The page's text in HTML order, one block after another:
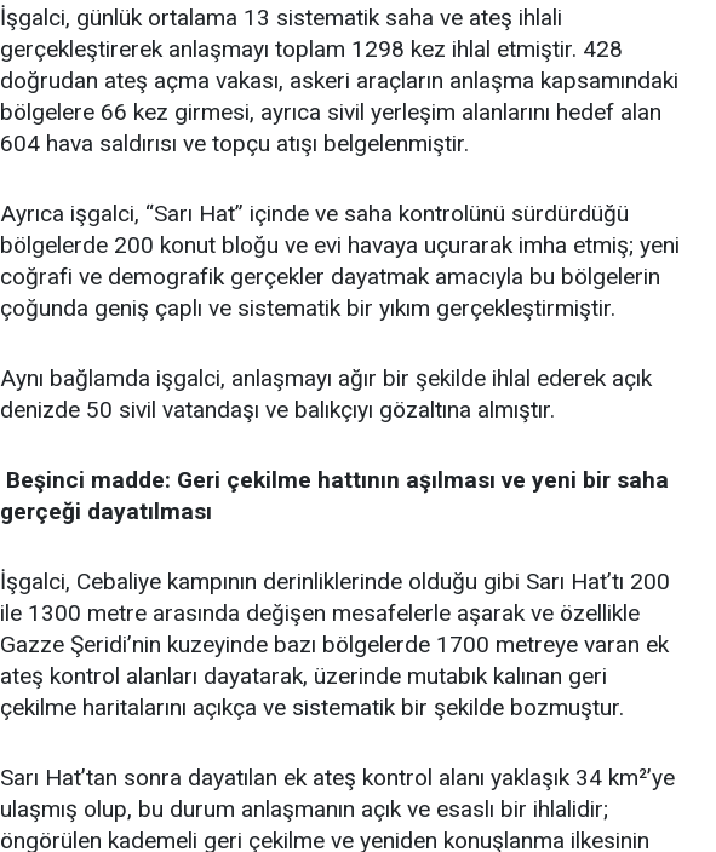
İşgalci, günlük ortalama 13 sistematik saha ve ateş ihlali
gerçekleştirerek anlaşmayı toplam 1298 kez ihlal etmiştir. 428
doğrudan ateş açma vakası, askeri araçların anlaşma kapsamındaki
bölgelere 66 kez girmesi, ayrıca sivil yerleşim alanlarını hedef alan
604 hava saldırısı ve topçu atışı belgelenmiştir.
Ayrıca işgalci, “Sarı Hat” içinde ve saha kontrolünü sürdürdüğü
bölgelerde 200 konut bloğu ve evi havaya uçurarak imha etmiş; yeni
coğrafi ve demografik gerçekler dayatmak amacıyla bu bölgelerin
çoğunda geniş çaplı ve sistematik bir yıkım gerçekleştirmiştir.
Aynı bağlamda işgalci, anlaşmayı ağır bir şekilde ihlal ederek açık
denizde 50 sivil vatandaşı ve balıkçıyı gözaltına almıştır.
​ Beşinci madde: Geri çekilme hattının aşılması ve yeni bir saha
gerçeği dayatılması
İşgalci, Cebaliye kampının derinliklerinde olduğu gibi Sarı Hat’tı 200
ile 1300 metre arasında değişen mesafelerle aşarak ve özellikle
Gazze Şeridi’nin kuzeyinde bazı bölgelerde 1700 metreye varan ek
ateş kontrol alanları dayatarak, üzerinde mutabık kalınan geri
çekilme haritalarını açıkça ve sistematik bir şekilde bozmuştur.
Sarı Hat’tan sonra dayatılan ek ateş kontrol alanı yaklaşık 34 km²’ye
ulaşmış olup, bu durum anlaşmanın açık ve esaslı bir ihlalidir;
öngörülen kademeli geri çekilme ve yeniden konuşlanma ilkesinin